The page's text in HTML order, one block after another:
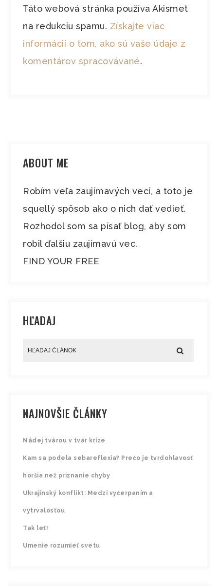
Táto webová stránka používa Akismet
na redukciu spamu. Získajte viac
informácií o tom, ako sú vaše údaje z
komentárov spracovávané.
ABOUT ME
Robím veľa zaujímavých vecí, a toto je
squellý spôsob ako o nich dať vedieť.
Rozhodol som sa písať blog, aby som
robil ďalšiu zaujímavú vec.
FIND YOUR FREE
HĽADAJ
NAJNOVŠIE ČLÁNKY
Nádej tvárou v tvár kríze
Kam sa podela sebareflexia? Prečo je tvrdohlavosť
horšia než priznanie chyby
Ukrajinský konflikt: Medzi vyčerpaním a
vytrvalosťou
Tak leť!
Umenie rozumieť svetu